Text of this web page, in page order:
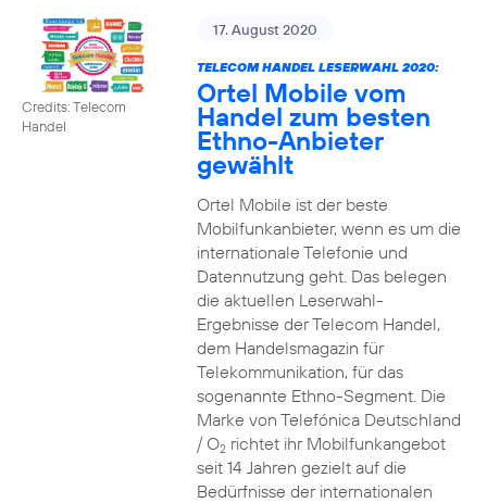
Credits: Telecom
Handel
17. August 2020
TELECOM HANDEL LESERWAHL 2020:
Ortel Mobile vom
Handel zum besten
Ethno-Anbieter
gewählt
Ortel Mobile ist der beste
Mobilfunkanbieter, wenn es um die
internationale Telefonie und
Datennutzung geht. Das belegen
die aktuellen Leserwahl-
Ergebnisse der Telecom Handel,
dem Handelsmagazin für
Telekommunikation, für das
sogenannte Ethno-Segment. Die
Marke von Telefónica Deutschland
/ O2richtet ihr Mobilfunkangebot
seit 14 Jahren gezielt auf die
Bedürfnisse der internationalen